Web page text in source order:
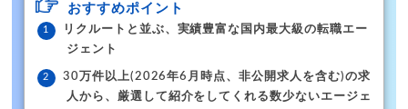
おすすめポイント
リクルートと並ぶ、実績豊富な国内最大級の転職エー
ジェント
30万件以上(2026年6月時点、非公開求人を含む)の求
人から、厳選して紹介をしてくれる数少ないエージェ